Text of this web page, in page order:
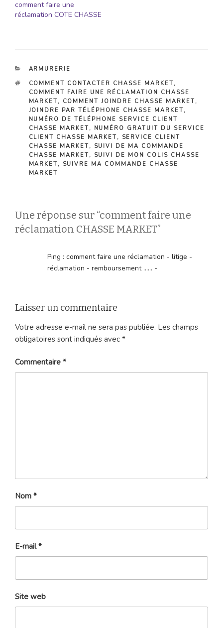
comment faire une
réclamation COTE CHASSE
CATÉGORIES
ARMURERIE
ÉTIQUETTES
COMMENT CONTACTER CHASSE MARKET,
COMMENT FAIRE UNE RÉCLAMATION CHASSE
MARKET, COMMENT JOINDRE CHASSE MARKET,
JOINDRE PAR TÉLÉPHONE CHASSE MARKET,
NUMÉRO DE TÉLÉPHONE SERVICE CLIENT
CHASSE MARKET, NUMÉRO GRATUIT DU SERVICE
CLIENT CHASSE MARKET, SERVICE CLIENT
CHASSE MARKET, SUIVI DE MA COMMANDE
CHASSE MARKET, SUIVI DE MON COLIS CHASSE
MARKET, SUIVRE MA COMMANDE CHASSE
MARKET
Une réponse sur “comment faire une
réclamation CHASSE MARKET”
Ping : comment faire une réclamation - litige -
réclamation - remboursement ...... -
Laisser un commentaire
Votre adresse e-mail ne sera pas publiée. Les champs
obligatoires sont indiqués avec *
Commentaire *
Nom *
E-mail*
Site web